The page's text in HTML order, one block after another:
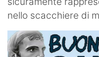
nello scacchiere di